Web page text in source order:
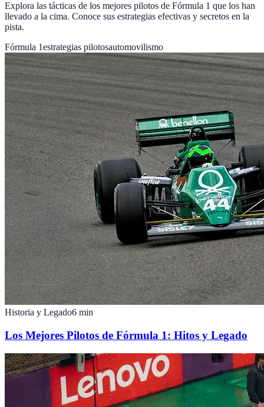
Explora las tácticas de los mejores pilotos de Fórmula 1 que los han
llevado a la cima. Conoce sus estrategias efectivas y secretos en la
pista.
Fórmula 1estrategias pilotosautomovilismo
Historia y Legado6 min
Los Mejores Pilotos de Fórmula 1: Hitos y Legado